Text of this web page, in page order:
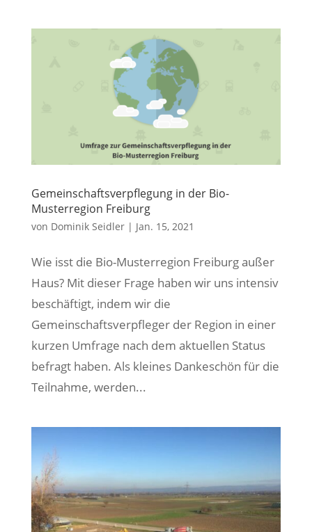
Gemeinschaftsverpflegung in der Bio-
Musterregion Freiburg
von Dominik Seidler| Jan. 15, 2021
Wie isst die Bio-Musterregion Freiburg außer
Haus? Mit dieser Frage haben wir uns intensiv
beschäftigt, indem wir die
Gemeinschaftsverpfleger der Region in einer
kurzen Umfrage nach dem aktuellen Status
befragt haben. Als kleines Dankeschön für die
Teilnahme, werden...